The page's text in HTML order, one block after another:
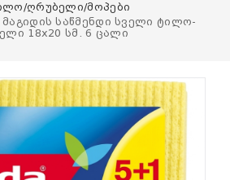
ღრუბელი/მოპები
საწმენდი სველი ტილო-
18x20 სმ. 6 ცალი